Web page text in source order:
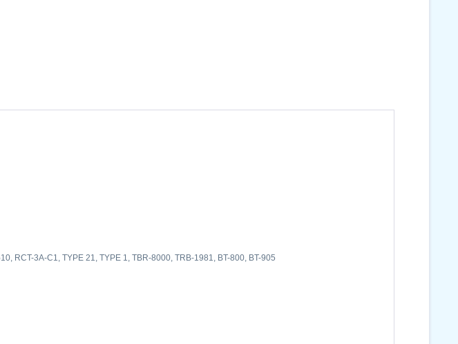
RCT-3A-C1, TYPE 21, TYPE 1, TBR-8000, TRB-1981, BT-800, BT-905